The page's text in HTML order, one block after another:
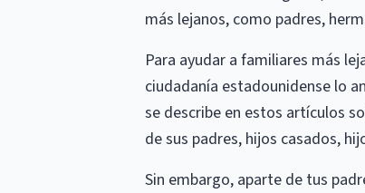
más lejanos, como padres,
Para ayudar a familiares más
ciudadanía estadounidense lo
se describe en estos artículos
de sus padres, hijos casados,
Sin embargo, aparte de tus